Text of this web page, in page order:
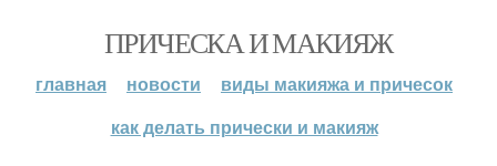
ПРИЧЕСКА И МАКИЯЖ
главная новости
виды макияжа и причесок
как делать прически и макияж